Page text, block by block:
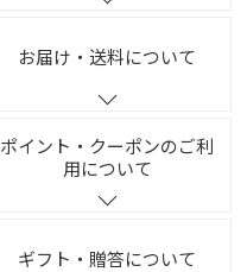
お届け・送料について
ポイント・クーポンのご利
用について
ギフト・贈答について